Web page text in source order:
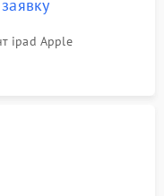
ipad Apple